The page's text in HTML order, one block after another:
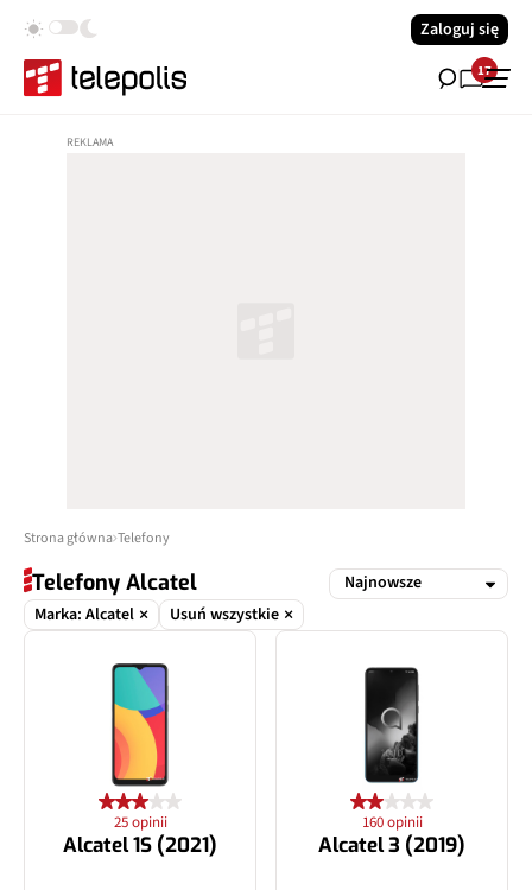
Zaloguj się
17
Strona główna Telefony
Telefony Alcatel
Marka: Alcatel Usuń wszystkie
25 opinii
Alcatel 1S (2021)
160 opinii
Alcatel 3 (2019)